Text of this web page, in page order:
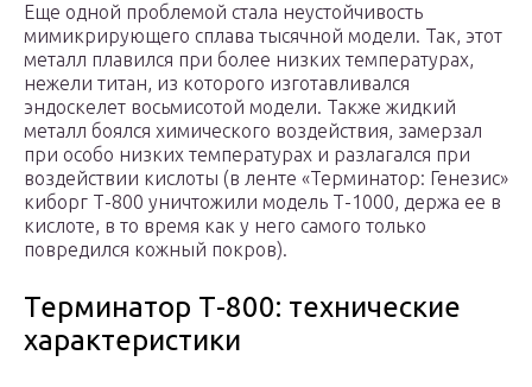
Еще одной проблемой стала неустойчивость
мимикрирующего сплава тысячной модели. Так, этот
металл плавился при более низких температурах,
нежели титан, из которого изготавливался
эндоскелет восьмисотой модели. Также жидкий
металл боялся химического воздействия, замерзал
при особо низких температурах и разлагался при
воздействии кислоты (в ленте «Терминатор: Генезис»
киборг Т-800 уничтожили модель Т-1000, держа ее в
кислоте, в то время как у него самого только
повредился кожный покров).
Терминатор Т-800: технические
характеристики